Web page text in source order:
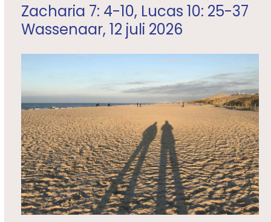
Zacharia 7: 4-10, Lucas 10: 25-37
Wassenaar, 12 juli 2026